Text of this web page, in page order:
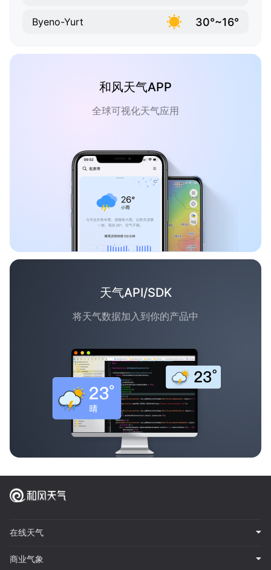
Byeno-Yurt 30°~16°
和风天气APP
全球可视化天气应用
天气API/SDK
将天气数据加入到你的产品中
在线天气
商业气象